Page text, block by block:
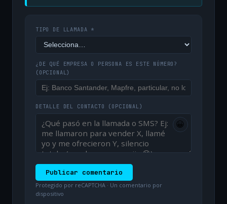
TIPO DE LLAMADA *
¿DE QUÉ EMPRESA O PERSONA ES ESTE NÚMERO?
(OPCIONAL)
DETALLE DEL CONTACTO (OPCIONAL)
😀
Publicar comentario
Protegido por reCAPTCHA · Un comentario por
dispositivo